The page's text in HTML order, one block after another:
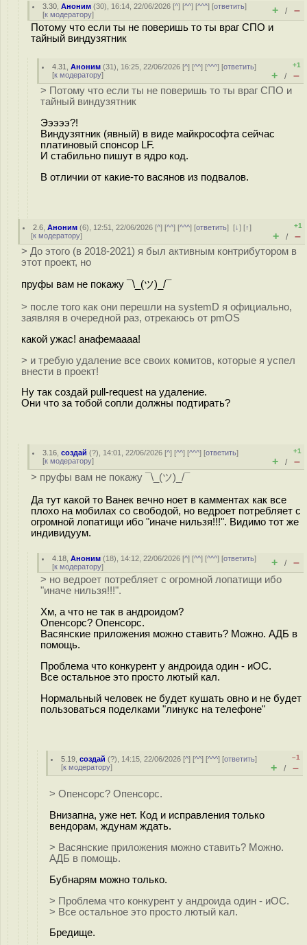
3.30 ,Аноним (30), 16:14, 22/06/2026 [^] [^^] [^^^] [ответить]
[к модератору] + / –
Потому что если ты не поверишь то ты враг СПО и
тайный виндузятник
4.31 ,Аноним (31), 16:25, 22/06/2026 [^] [^^] [^^^] [ответить]
[к модератору]
+1
+ / –
> Потому что если ты не поверишь то ты враг СПО и
тайный виндузятник
Эээээ?!
Виндузятник (явный) в виде майкрософта сейчас
платиновый спонсор LF.
И стабильно пишут в ядро код.
В отличии от какие-то васянов из подвалов.
2.6 ,Аноним (6), 12:51, 22/06/2026 [^] [^^] [^^^] [ответить][↓] [↑]
[к модератору]
+1
+ / –
> До этого (в 2018-2021) я был активным контрибутором в
этот проект, но
пруфы вам не покажу ¯\_(ツ)_/¯
> после того как они перешли на systemD я официально,
заявляя в очередной раз, отрекаюсь от pmOS
какой ужас! анафемаааа!
> и требую удаление все своих комитов, которые я успел
внести в проект!
Ну так создай pull-request на удаление.
Они что за тобой сопли должны подтирать?
3.16 ,создай (?), 14:01, 22/06/2026 [^] [^^] [^^^] [ответить]
[к модератору]
+1
+ / –
> пруфы вам не покажу ¯\_(ツ)_/¯
Да тут какой то Ванек вечно ноет в камментах как все
плохо на мобилах со свободой, но ведроет потребляет с
огромной лопатищи ибо "иначе нильзя!!!". Видимо тот же
индивидуум.
4.18 ,Аноним (18), 14:12, 22/06/2026 [^] [^^] [^^^] [ответить]
[к модератору] + / –
> но ведроет потребляет с огромной лопатищи ибо
"иначе нильзя!!!".
Хм, а что не так в андроидом?
Опенсорс? Опенсорс.
Васянские приложения можно ставить? Можно. АДБ в
помощь.
Проблема что конкурент у андроида один - иОС.
Все остальное это просто лютый кaл.
Нормальный человек не будет кушать овно и не будет
пользоваться поделками "линукс на телефоне"
5.19 ,создай (?), 14:15, 22/06/2026 [^] [^^] [^^^] [ответить]
[к модератору]
–1
+ / –
> Опенсорс? Опенсорс.
Внизапна, уже нет. Код и исправления только
вендорам, ждунам ждать.
> Васянские приложения можно ставить? Можно.
АДБ в помощь.
Бубнарям можно только.
> Проблема что конкурент у андроида один - иОС.
> Все остальное это просто лютый кaл.
Бредище.